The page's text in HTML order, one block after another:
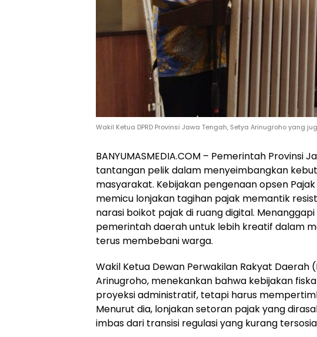
Wakil Ketua DPRD Provinsi Jawa Tengah, Setya Arinugroho yang
BANYUMASMEDIA.COM – Pemerintah Provinsi
tantangan pelik dalam menyeimbangkan
masyarakat. Kebijakan pengenaan opsen
memicu lonjakan tagihan pajak memantik
narasi boikot pajak di ruang digital.
pemerintah daerah untuk lebih kreatif dalam
terus membebani warga.
Wakil Ketua Dewan Perwakilan Rakyat Daerah
Arinugroho, menekankan bahwa kebijakan
proyeksi administratif, tetapi harus
Menurut dia, lonjakan setoran pajak yang
imbas dari transisi regulasi yang kurang